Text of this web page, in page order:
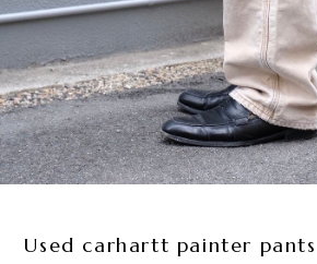
Used carhartt painter pants